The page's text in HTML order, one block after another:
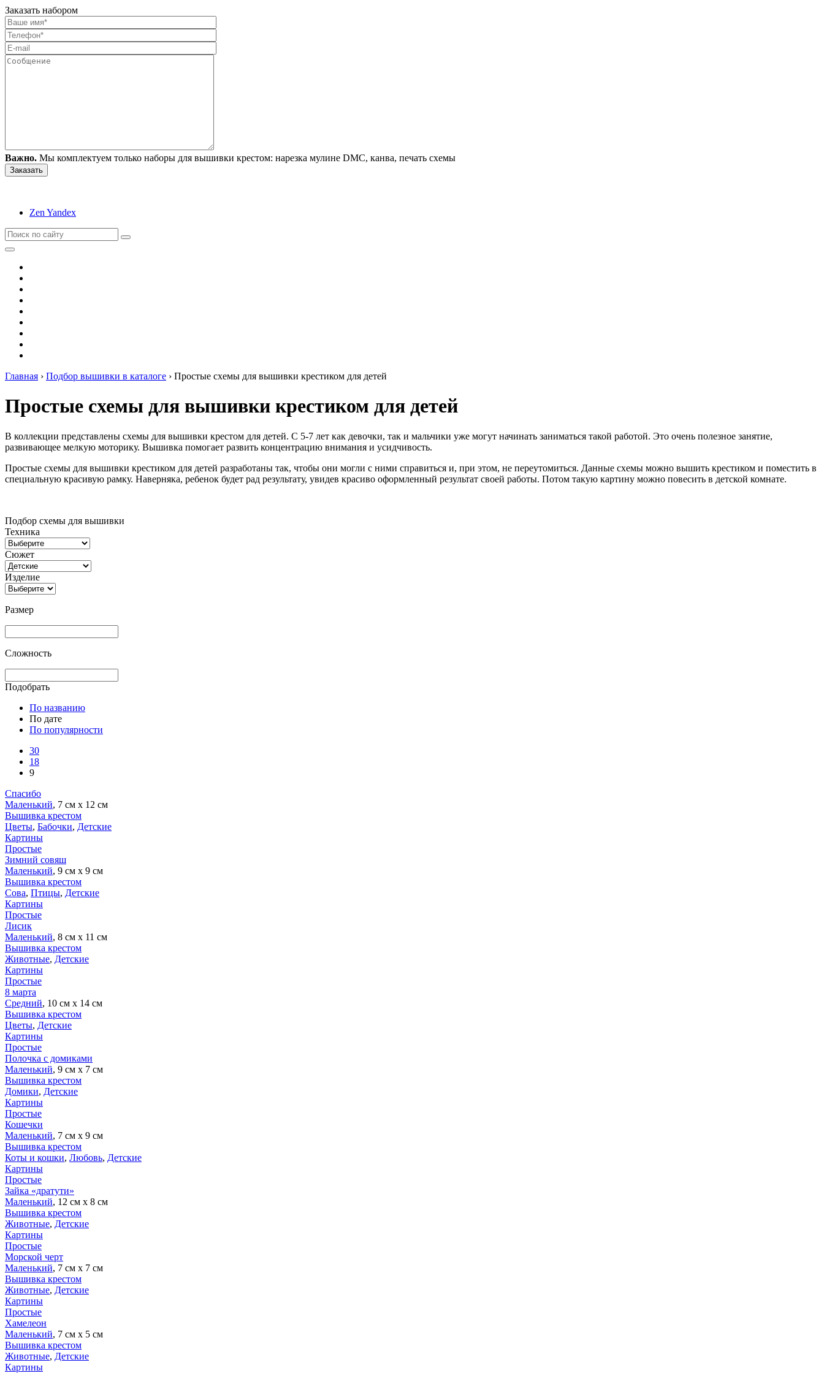
Заказать набором
Важно. Мы комплектуем только наборы для вышивки крестом: нарезка мулине DMC, канва, печать схемы
Zen Yandex
Главная › Подбор вышивки в каталоге › Простые схемы для вышивки крестиком для детей
Простые схемы для вышивки крестиком для детей
В коллекции представлены схемы для вышивки крестом для детей. С 5-7 лет как девочки, так и мальчики уже могут начинать заниматься такой работой. Это очень полезное занятие,
развивающее мелкую моторику. Вышивка помогает развить концентрацию внимания и усидчивость.
Простые схемы для вышивки крестиком для детей разработаны так, чтобы они могли с ними справиться и, при этом, не переутомиться. Данные схемы можно вышить крестиком и поместить в
специальную красивую рамку. Наверняка, ребенок будет рад результату, увидев красиво оформленный результат своей работы. Потом такую картину можно повесить в детской комнате.
Подбор схемы для вышивки
Техника
Сюжет
Изделие
Размер
Сложность
Подобрать
По названию
По дате
По популярности
30
18
9
Спасибо
Маленький, 7 см х 12 см
Вышивка крестом
Цветы, Бабочки, Детские
Картины
Простые
Зимний совяш
Маленький, 9 см х 9 см
Вышивка крестом
Сова, Птицы, Детские
Картины
Простые
Лисик
Маленький, 8 см х 11 см
Вышивка крестом
Животные, Детские
Картины
Простые
8 марта
Средний, 10 см х 14 см
Вышивка крестом
Цветы, Детские
Картины
Простые
Полочка с домиками
Маленький, 9 см х 7 см
Вышивка крестом
Домики, Детские
Картины
Простые
Кошечки
Маленький, 7 см х 9 см
Вышивка крестом
Коты и кошки, Любовь, Детские
Картины
Простые
Зайка «дратути»
Маленький, 12 см х 8 см
Вышивка крестом
Животные, Детские
Картины
Простые
Морской черт
Маленький, 7 см х 7 см
Вышивка крестом
Животные, Детские
Картины
Простые
Хамелеон
Маленький, 7 см х 5 см
Вышивка крестом
Животные, Детские
Картины